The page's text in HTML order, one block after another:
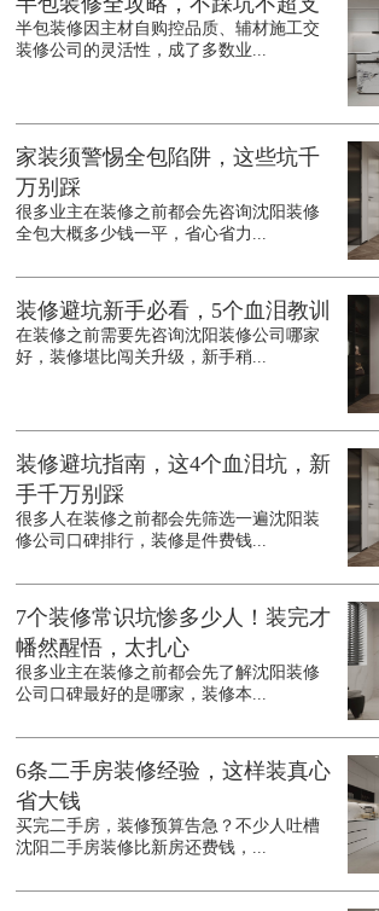
半包装修因主材自购控品质、辅材施工交
装修公司的灵活性，成了多数业...
家装须警惕全包陷阱，这些坑千
万别踩
很多业主在装修之前都会先咨询沈阳装修
全包大概多少钱一平，省心省力...
装修避坑新手必看，5个血泪教训
在装修之前需要先咨询沈阳装修公司哪家
好，装修堪比闯关升级，新手稍...
装修避坑指南，这4个血泪坑，新
手千万别踩
很多人在装修之前都会先筛选一遍沈阳装
修公司口碑排行，装修是件费钱...
7个装修常识坑惨多少人！装完才
幡然醒悟，太扎心
很多业主在装修之前都会先了解沈阳装修
公司口碑最好的是哪家，装修本...
6条二手房装修经验，这样装真心
省大钱
买完二手房，装修预算告急？不少人吐槽
沈阳二手房装修比新房还费钱，...